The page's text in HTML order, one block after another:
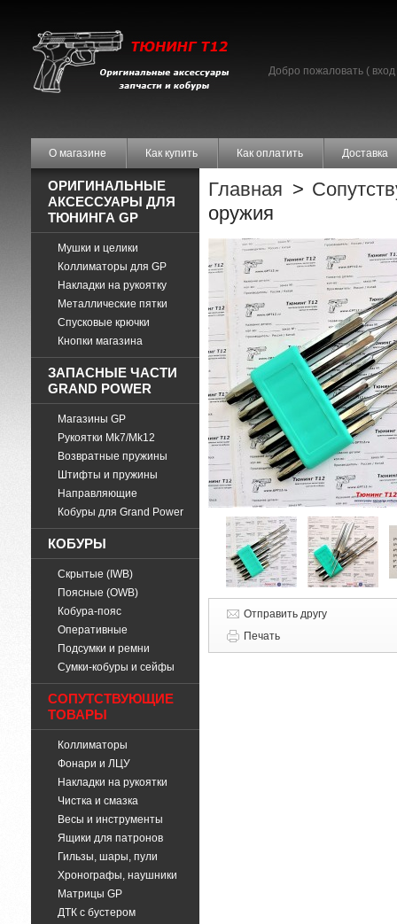
О магазине Как купить Как оплатить Доставка
Добро пожаловать ( вход
ОРИГИНАЛЬНЫЕ
АКСЕССУАРЫ ДЛЯ
ТЮНИНГА GP
Мушки и целики
Коллиматоры для GP
Накладки на рукоятку
Металлические пятки
Спусковые крючки
Кнопки магазина
ЗАПАСНЫЕ ЧАСТИ
GRAND POWER
Магазины GP
Рукоятки Mk7/Mk12
Возвратные пружины
Штифты и пружины
Направляющие
Кобуры для Grand Power
КОБУРЫ
Скрытые (IWB)
Поясные (OWB)
Кобура-пояс
Оперативные
Подсумки и ремни
Cумки-кобуры и сейфы
СОПУТСТВУЮЩИЕ
ТОВАРЫ
Коллиматоры
Фонари и ЛЦУ
Накладки на рукоятки
Чистка и смазка
Весы и инструменты
Ящики для патронов
Гильзы, шары, пули
Хронографы, наушники
Матрицы GP
ДТК с бустером
Главная >
оружия
Отправить другу
Печать